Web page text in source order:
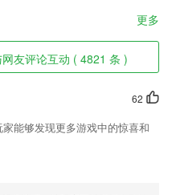
更多
友评论互动 ( 4821 条 )
62
能够发现更多游戏中的惊喜和